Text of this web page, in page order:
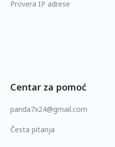
Provera IP adrese
Centar za pomoć
panda7x24@gmail.com
Česta pitanja